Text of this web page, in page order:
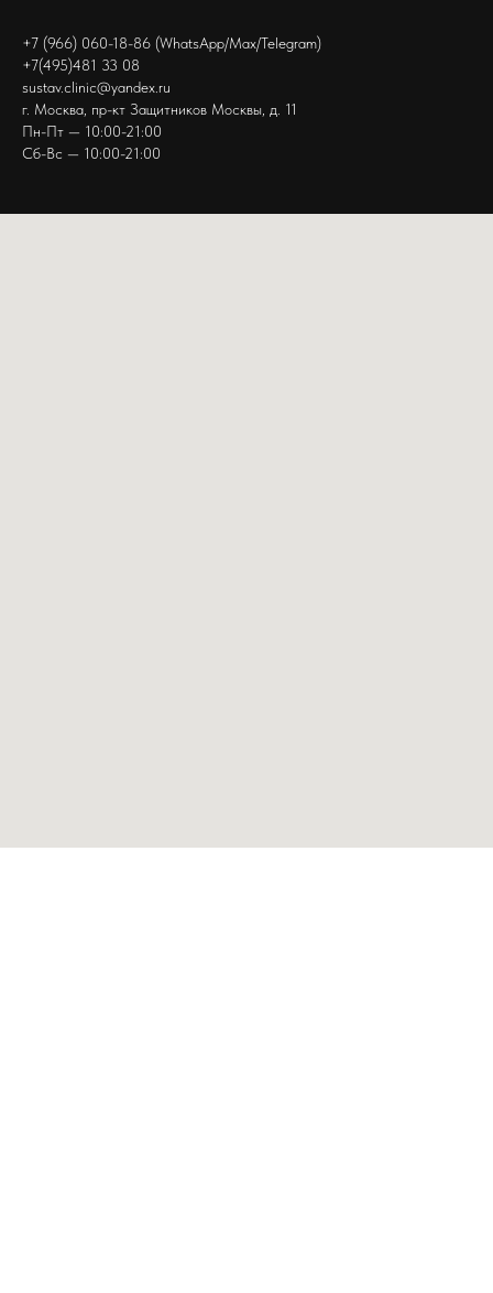
+7 (966) 060-18-86 (WhatsApp/Max/Telegram)
+7(495)481 33 08
sustav.clinic@yandex.ru
г. Москва, пр-кт Защитников Москвы, д. 11
Пн-Пт — 10:00-21:00
Сб-Вс — 10:00-21:00